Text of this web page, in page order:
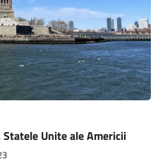
Unite ale Americii